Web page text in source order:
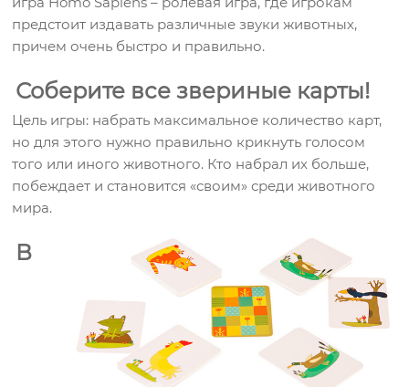
предстоит издавать различные звуки животных,
причем очень быстро и правильно.
Соберите все звериные карты!
Цель игры: набрать максимальное количество карт,
но для этого нужно правильно крикнуть голосом
того или иного животного. Кто набрал их больше,
побеждает и становится «своим» среди животного
мира.
В